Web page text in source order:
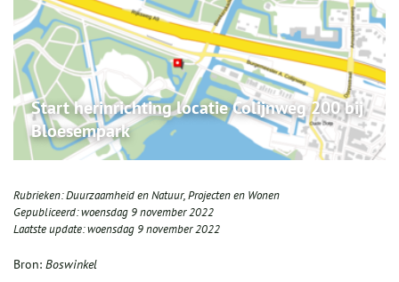
Start herinrichting locatie Colijnweg 200 bij
Bloesempark
Rubrieken:Duurzaamheid en Natuur,Projecten en Wonen
Gepubliceerd:woensdag 9 november 2022
Laatste update:woensdag 9 november 2022
Bron: Boswinkel